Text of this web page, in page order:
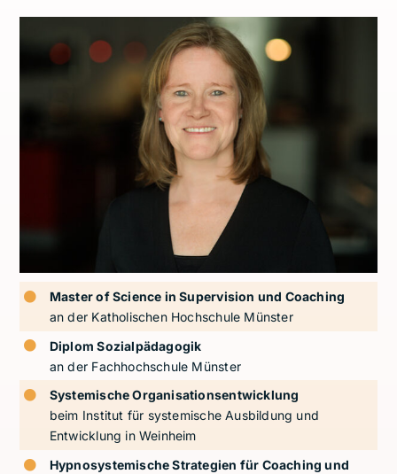
Master of Science in Supervision und Coaching
an der Katholischen Hochschule Münster
Diplom Sozialpädagogik
an der Fachhochschule Münster
Systemische Organisationsentwicklung
beim Institut für systemische Ausbildung und
Entwicklung in Weinheim
Hypnosystemische Strategien für Coaching und